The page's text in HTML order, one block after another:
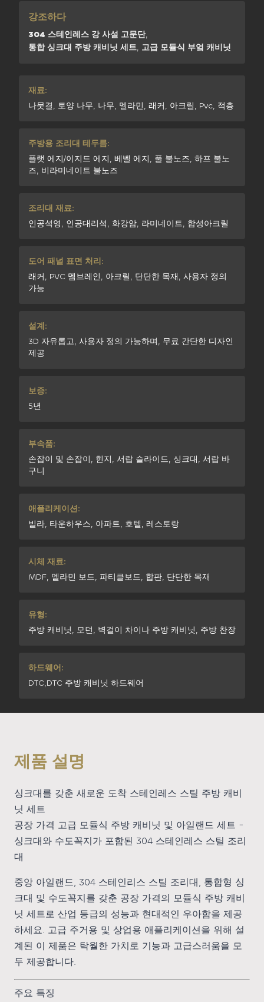
강조하다
304 스테인레스 강 사설 고문단,
통합 싱크대 주방 캐비닛 세트, 고급 모듈식 부엌 캐비닛
재료:
나뭇결, 토양 나무, 나무, 멜라민, 래커, 아크릴, Pvc, 적층
주방용 조리대 테두름:
플랫 에지/이지드 에지, 베벨 에지, 풀 불노즈, 하프 불노
즈, 비라미네이트 불노즈
조리대 재료:
인공석영, 인공대리석, 화강암, 라미네이트, 합성아크릴
도어 패널 표면 처리:
래커, PVC 멤브레인, 아크릴, 단단한 목재, 사용자 정의
가능
설계:
3D 자유롭고, 사용자 정의 가능하며, 무료 간단한 디자인
제공
보증:
5년
부속품:
손잡이 및 손잡이, 힌지, 서랍 슬라이드, 싱크대, 서랍 바
구니
애플리케이션:
빌라, 타운하우스, 아파트, 호텔, 레스토랑
시체 재료:
MDF, 멜라민 보드, 파티클보드, 합판, 단단한 목재
유형:
주방 캐비닛, 모던, 벽걸이 차이나 주방 캐비닛, 주방 찬장
하드웨어:
DTC,DTC 주방 캐비닛 하드웨어
제품 설명
싱크대를 갖춘 새로운 도착 스테인레스 스틸 주방 캐비
닛 세트
공장 가격 고급 모듈식 주방 캐비닛 및 아일랜드 세트 -
싱크대와 수도꼭지가 포함된 304 스테인레스 스틸 조리
대
중앙 아일랜드, 304 스테인리스 스틸 조리대, 통합형 싱
크대 및 수도꼭지를 갖춘 공장 가격의 모듈식 주방 캐비
닛 세트로 산업 등급의 성능과 현대적인 우아함을 제공
하세요. 고급 주거용 및 상업용 애플리케이션을 위해 설
계된 이 제품은 탁월한 가치로 기능과 고급스러움을 모
두 제공합니다.
주요 특징